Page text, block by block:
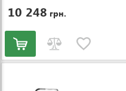
10 248 грн.